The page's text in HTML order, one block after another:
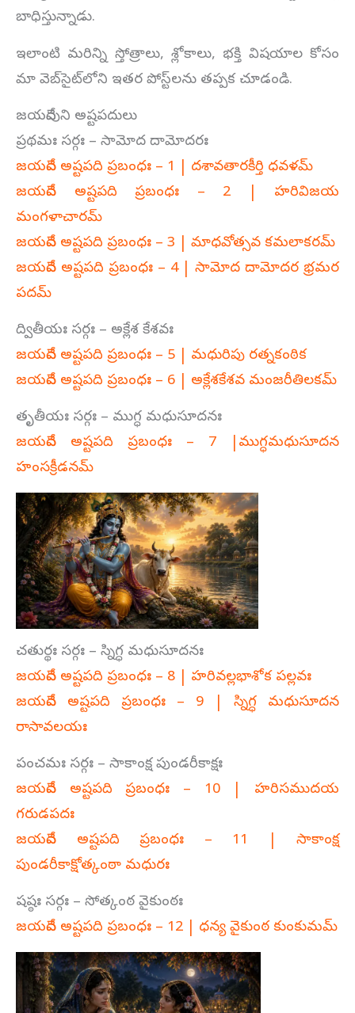
బాధిస్తున్నాడు.
ఇలాంటి మరిన్ని స్తోత్రాలు, శ్లోకాలు, భక్తి విషయాల కోసం
మా వెబ్‌సైట్‌లోని ఇతర పోస్ట్‌లను తప్పక చూడండి.
జయదేవుని అష్టపదులు
ప్రథమః సర్గః – సామోద దామోదరః
జయదేవ అష్టపది ప్రబంధః – 1 | దశావతారకీర్తి ధవళమ్‌
జయదేవ అష్టపది ప్రబంధః – 2 | హరివిజయ
మంగళాచారమ్‌
జయదేవ అష్టపది ప్రబంధః – 3 | మాధవోత్సవ కమలాకరమ్‌
జయదేవ అష్టపది ప్రబంధః – 4 | సామోద దామోదర భ్రమర
పదమ్‌
ద్వితీయః సర్గః – అక్లేశ కేశవః
జయదేవ అష్టపది ప్రబంధః – 5 | మధురిపు రత్నకంఠిక
జయదేవ అష్టపది ప్రబంధః – 6 | అక్లేశకేశవ మంజరీతిలకమ్‌
తృతీయః సర్గః – ముగ్ధ మధుసూదనః
జయదేవ అష్టపది ప్రబంధః – 7 |ముగ్ధమధుసూదన
హంసక్రీడనమ్‌
చతుర్థః సర్గః – స్నిగ్ధ మధుసూదనః
జయదేవ అష్టపది ప్రబంధః – 8 | హరివల్లభాశోక పల్లవః
జయదేవ అష్టపది ప్రబంధః – 9 | స్నిగ్ధ మధుసూదన
రాసావలయః
పంచమః సర్గః – సాకాంక్ష పుండరీకాక్షః
జయదేవ అష్టపది ప్రబంధః – 10 | హరిసముదయ
గరుడపదః
జయదేవ అష్టపది ప్రబంధః – 11 | సాకాంక్ష
పుండరీకాక్షోత్కంఠా మధురః
షష్ఠః సర్గః – సోత్కంఠ వైకుంఠః
జయదేవ అష్టపది ప్రబంధః – 12 | ధన్య వైకుంఠ కుంకుమమ్‌